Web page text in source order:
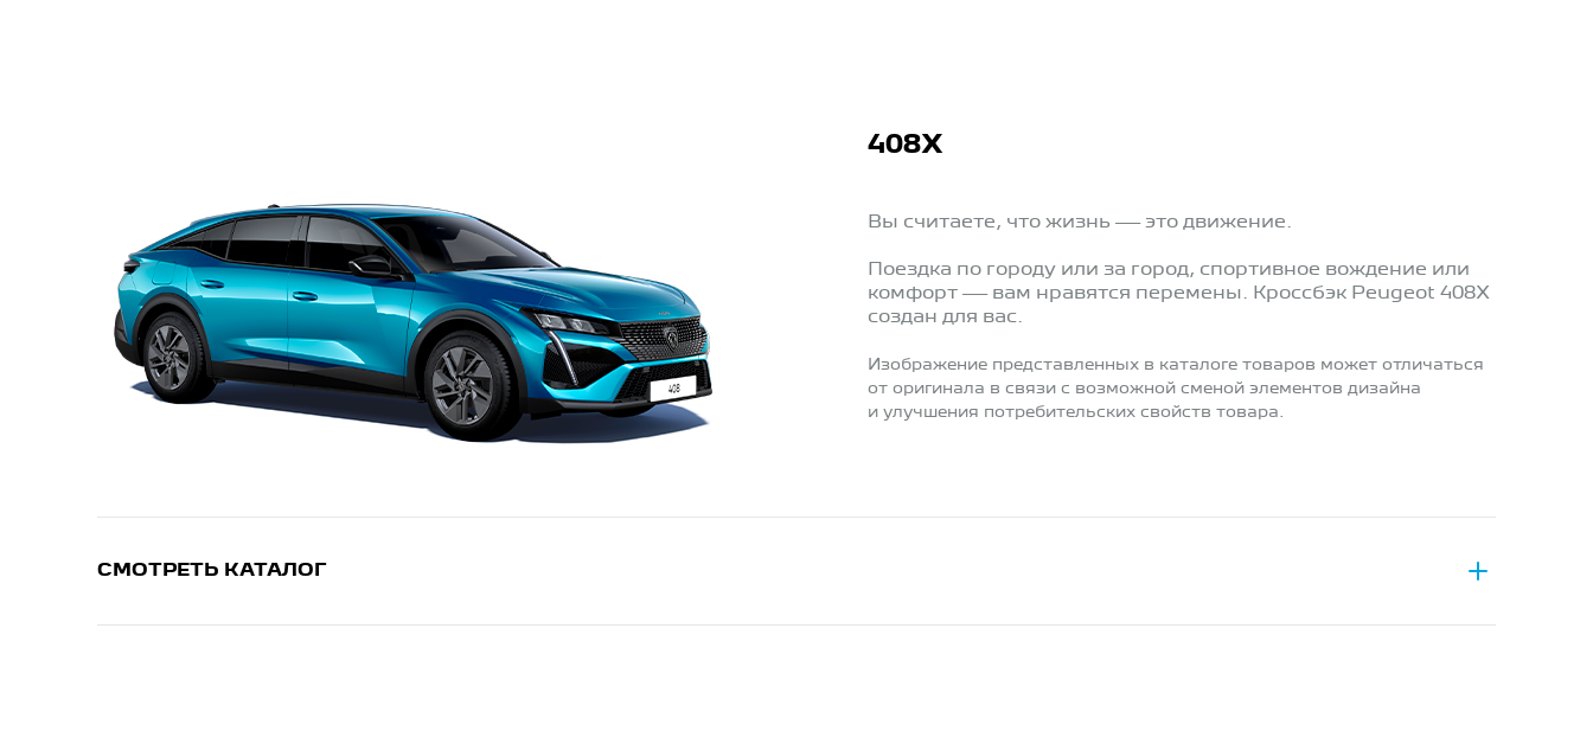
408X
Вы считаете, что жизнь — это движение.
Поездка по городу или за город, спортивное вождение или
комфорт — вам нравятся перемены. Кроссбэк Peugeot 408X
создан для вас.
Изображение представленных в каталоге товаров может отличаться
от оригинала в связи с возможной сменой элементов дизайна
и улучшения потребительских свойств товара.
СМОТРЕТЬ КАТАЛОГ